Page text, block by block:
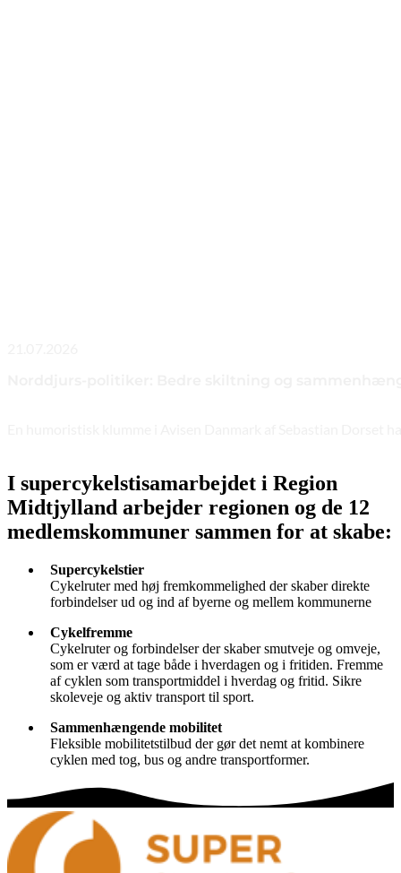
I supercykelstisamarbejdet i Region
Midtjylland arbejder regionen og de 12
medlemskommuner sammen for at skabe:
Supercykelstier
Cykelruter med høj fremkommelighed der skaber direkte
forbindelser ud og ind af byerne og mellem kommunerne
Cykelfremme
Cykelruter og forbindelser der skaber smutveje og omveje,
som er værd at tage både i hverdagen og i fritiden. Fremme
af cyklen som transportmiddel i hverdag og fritid. Sikre
skoleveje og aktiv transport til sport.
Sammenhængende mobilitet
Fleksible mobilitetstilbud der gør det nemt at kombinere
cyklen med tog, bus og andre transportformer.